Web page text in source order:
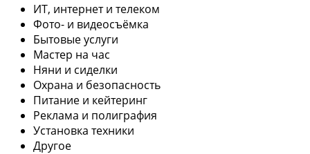
ИТ, интернет и телеком
Фото- и видеосъёмка
Бытовые услуги
Мастер на час
Няни и сиделки
Охрана и безопасность
Питание и кейтеринг
Реклама и полиграфия
Установка техники
Другое